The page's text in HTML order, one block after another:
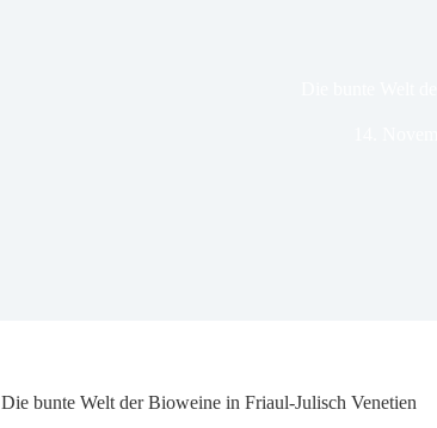
Die bunte Welt der Bioweine in Friaul-Julisch Venetien